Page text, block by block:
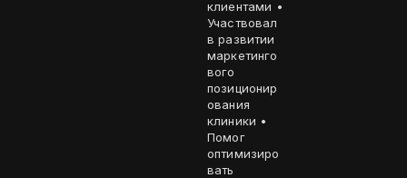
клиентами •
Участвовал
в развитии
маркетинго
вого
позиционир
ования
клиники •
Помог
оптимизиро
вать